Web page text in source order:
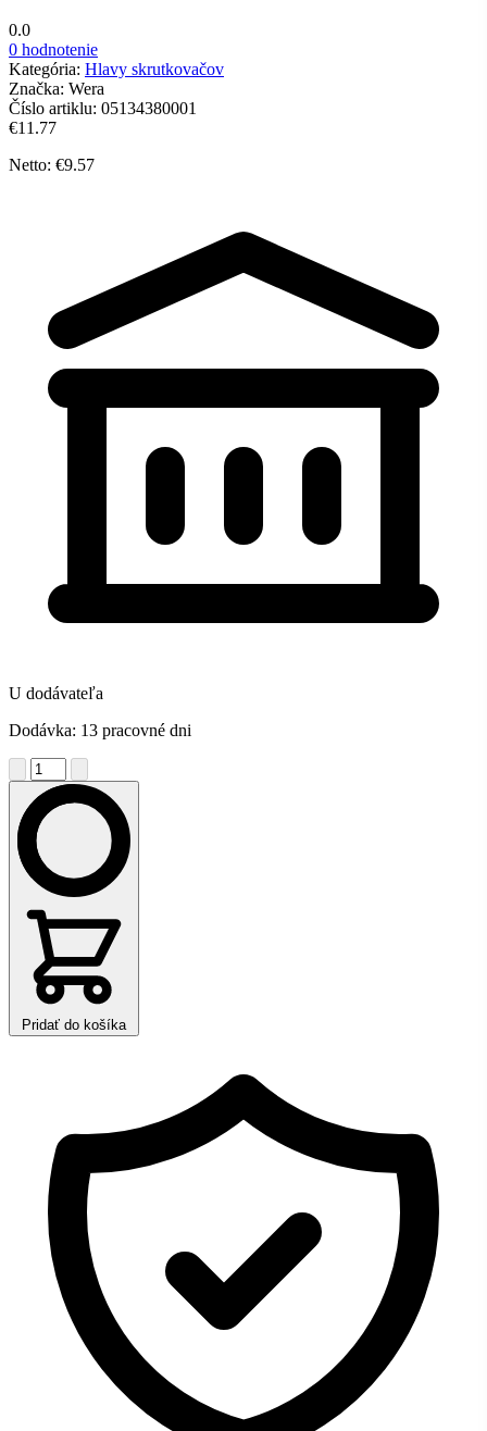
0.0
0 hodnotenie
Kategória: Hlavy skrutkovačov
Značka: Wera
Číslo artiklu: 05134380001
€11.77
Netto: €9.57
U dodávateľa
Dodávka: 13 pracovné dni
Pridať do košíka